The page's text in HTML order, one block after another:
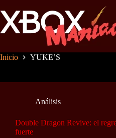
al
contenido
Inicio YUKE’S
Análisis
Double Dragon Revive: el
fuerte